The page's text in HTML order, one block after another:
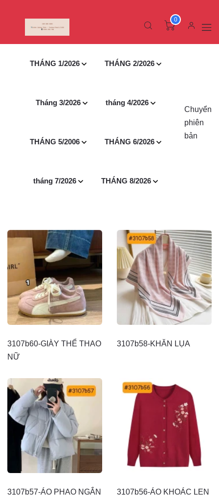
0
THÁNG 1/2026 THÁNG 2/2026
Tháng 3/2026 tháng 4/2026
THÁNG 5/2006 THÁNG 6/2026
tháng 7/2026 THÁNG 8/2026
Chuyển
phiên
bản
3107b60-GIÀY THỂ THAO
NỮ
3107b58-KHĂN LỤA
3107b57-ÁO PHAO NGẮN
3107b56-ÁO KHOÁC LEN